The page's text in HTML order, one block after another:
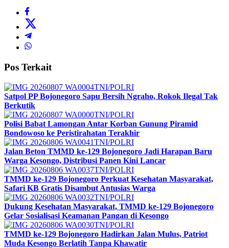
Pos Terkait
TNI/POLRI
Satpol PP Bojonegoro Sapu Bersih Ngraho, Rokok Ilegal Tak
Berkutik
TNI/POLRI
Polisi Babat Lamongan Antar Korban Gunung Piramid
Bondowoso ke Peristirahatan Terakhir
TNI/POLRI
Jalan Beton TMMD ke-129 Bojonegoro Jadi Harapan Baru
Warga Kesongo, Distribusi Panen Kini Lancar
TNI/POLRI
TMMD ke-129 Bojonegoro Perkuat Kesehatan Masyarakat,
Safari KB Gratis Disambut Antusias Warga
TNI/POLRI
Dukung Kesehatan Masyarakat, TMMD ke-129 Bojonegoro
Gelar Sosialisasi Keamanan Pangan di Kesongo
TNI/POLRI
TMMD ke-129 Bojonegoro Hadirkan Jalan Mulus, Patriot
Muda Kesongo Berlatih Tanpa Khawatir